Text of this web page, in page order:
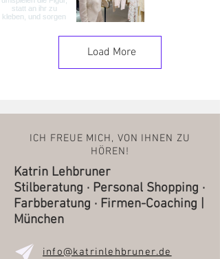
Load More
ICH FREUE MICH, VON IHNEN ZU
HÖREN!
Katrin Lehbruner
Stilberatung · Personal Shopping ·
Farbberatung · Firmen-Coaching |
München
info@katrinlehbruner.de